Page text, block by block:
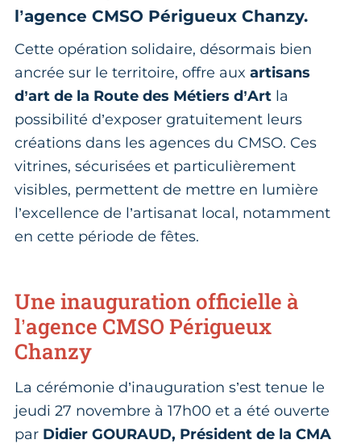
l’agence CMSO Périgueux Chanzy.
Cette opération solidaire, désormais bien
ancrée sur le territoire, offre aux artisans
d’art de la Route des Métiers d’Art la
possibilité d’exposer gratuitement leurs
créations dans les agences du CMSO. Ces
vitrines, sécurisées et particulièrement
visibles, permettent de mettre en lumière
l’excellence de l’artisanat local, notamment
en cette période de fêtes.
Une inauguration officielle à
l’agence CMSO Périgueux
Chanzy
La cérémonie d’inauguration s’est tenue le
jeudi 27 novembre à 17h00 et a été ouverte
par Didier GOURAUD, Président de la CMA